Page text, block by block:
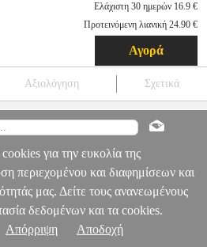
Ελάχιστη 30 ημερών 16.9 €
Προτεινόμενη λιανική 24.90 €
Αγορά
Αξιολόγηση Σχετικά
SPIDEY
EPI.22111
AMAZING FRIENDS DINO-WEBS
SPIDEY
16.90
> για την ευκολία της
περιεχομένου και διαφημίσεων και
μας. Δείτε τους ανανεωμένους
δεδομένων και τα cookies.
Απόρριψη Αποδοχή